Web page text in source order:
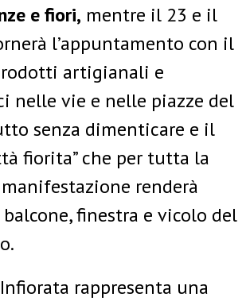
e fiori, mentre il 23 e il
l’appuntamento con il
artigianali e
nelle vie e nelle piazze del
senza dimenticare e il
fiorita” che per tutta la
renderà
finestra e vicolo del
rappresenta una